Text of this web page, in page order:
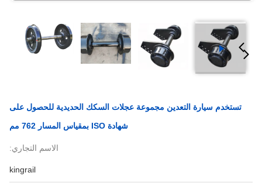
تستخدم سيارة التعدين مجموعة عجلات السكك الحديدية للحصول على
شهادة ISO بمقياس المسار 762 مم
الاسم التجاري:
kingrail